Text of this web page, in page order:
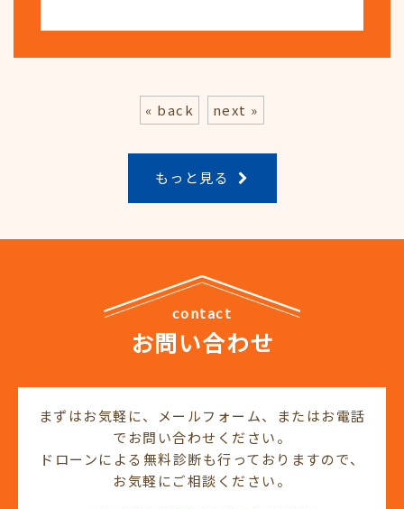
« back next »
もっと見る
contact
お問い合わせ
まずはお気軽に、メールフォーム、またはお電話
でお問い合わせください。
ドローンによる無料診断も行っておりますので、
お気軽にご相談ください。